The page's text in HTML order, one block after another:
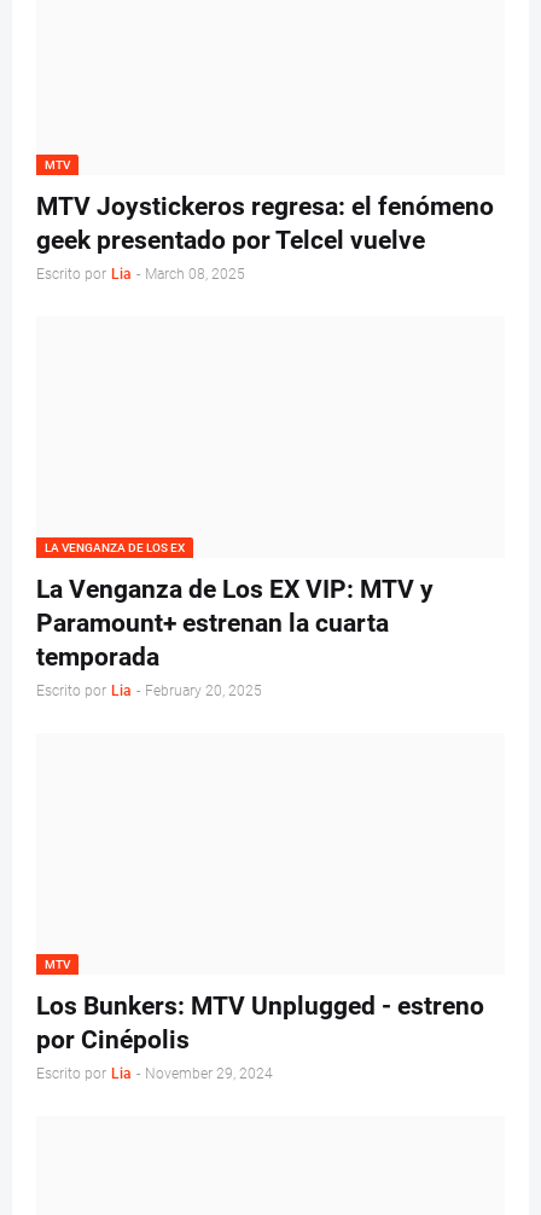
MTV
MTV Joystickeros regresa: el fenómeno
geek presentado por Telcel vuelve
Escrito por Lia - March 08, 2025
LA VENGANZA DE LOS EX
La Venganza de Los EX VIP: MTV y
Paramount+ estrenan la cuarta
temporada
Escrito por Lia - February 20, 2025
MTV
Los Bunkers: MTV Unplugged - estreno
por Cinépolis
Escrito por Lia - November 29, 2024